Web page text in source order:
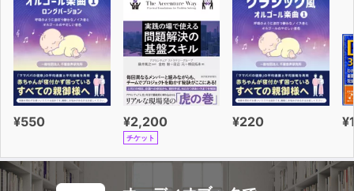
¥550 ¥2,200
チケット
¥220